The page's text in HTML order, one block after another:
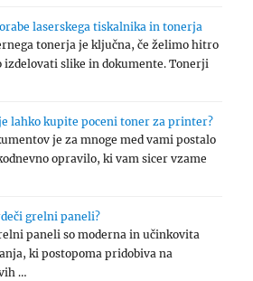
laserskega tiskalnika in tonerja
tonerja je ključna, če želimo hitro
slike in dokumente. Tonerji
lahko kupite poceni toner za printer?
je za mnoge med vami postalo
opravilo, ki vam sicer vzame
grelni paneli?
paneli so moderna in učinkovita
ki postopoma pridobiva na
…